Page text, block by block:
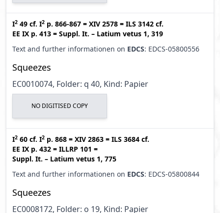
I2 49 cf. I2 p. 866-867 = XIV 2578 = ILS 3142 cf.
EE IX p. 413 = Suppl. It. – Latium vetus 1, 319
Text and further informationen on EDCS: EDCS-05800556
Squeezes
EC0010074, Folder: q 40, Kind: Papier
NO DIGITISED COPY
I2 60 cf. I2 p. 868 = XIV 2863 = ILS 3684 cf.
EE IX p. 432 = ILLRP 101 =
Suppl. It. – Latium vetus 1, 775
Text and further informationen on EDCS: EDCS-05800844
Squeezes
EC0008172, Folder: o 19, Kind: Papier